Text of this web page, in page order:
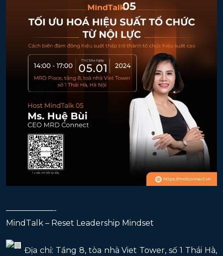
——————-
MindTalk – Reset Leadership Mindset
Địa chỉ: Tầng 8, tòa nhà Viet Tower, số 1 Thái Hà,